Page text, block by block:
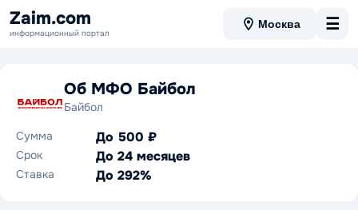
Zaim.com
информационный портал
Москва ☰
Об МФО Байбол
Байбол
Сумма
До 500 ₽
Срок До 24 месяцев
Ставка До 292%